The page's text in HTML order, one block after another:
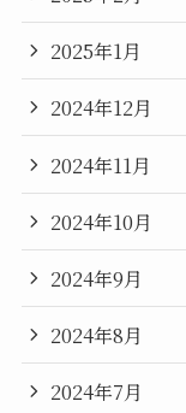
2025年1月
2024年12月
2024年11月
2024年10月
2024年9月
2024年8月
2024年7月